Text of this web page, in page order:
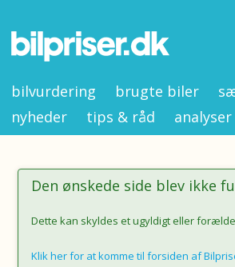
bilvurdering brugte biler
nyheder
tips & råd analyser
Den ønskede side blev ikke
Dette kan skyldes et ugyldigt eller
Klik her for at komme til forsiden af